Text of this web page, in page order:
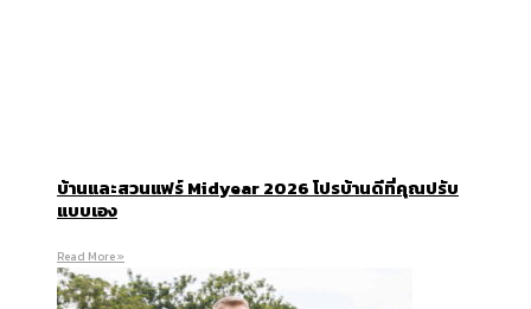
บ้านและสวนแฟร์ Midyear 2026 โปรบ้านดีที่คุณปรับ
แบบเอง
Read More »